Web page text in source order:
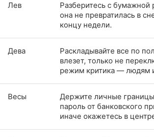
Лев
Разберитесь с бумажной
она не превратилась в
концу недели.
Дева
Раскладывайте все по
влезет, только не
режим критика — людям
Весы
Держите личные
пароль от банковского
иначе окажетесь в